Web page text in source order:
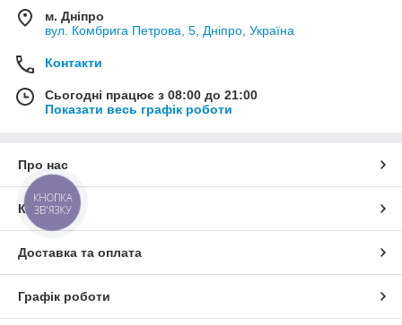
м. Дніпро
вул. Комбрига Петрова, 5, Дніпро, Україна
Контакти
Сьогодні працює з 08:00 до 21:00
Показати весь графік роботи
Про нас
Контакти
Доставка та оплата
Графік роботи
КНОПКА
ЗВ'ЯЗКУ